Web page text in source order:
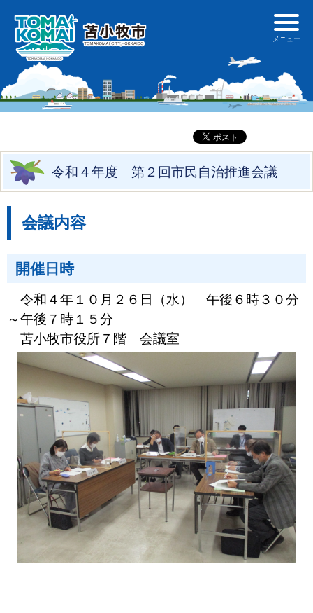
令和４年度 第２回市民自治推進会議
会議内容
開催日時
令和４年１０月２６日（水） 午後６時３０分
～午後７時１５分
苫小牧市役所７階 会議室